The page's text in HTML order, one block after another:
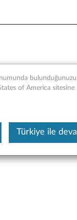
Servis
çevirisi yapılmış
of America sitesine
Türkiye ile